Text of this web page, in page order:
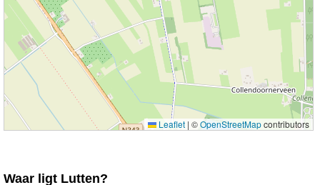
Leaflet | ©OpenStreetMapcontributors
Waar ligt Lutten?